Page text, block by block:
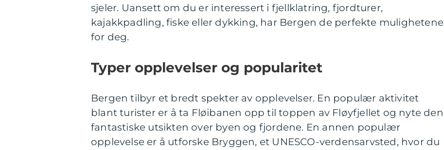
sjeler. Uansett om du er interessert i fjellklatring, fjordturer,
kajakkpadling, fiske eller dykking, har Bergen de perfekte mulighetene
for deg.
Typer opplevelser og popularitet
Bergen tilbyr et bredt spekter av opplevelser. En populær aktivitet
blant turister er å ta Fløibanen opp til toppen av Fløyfjellet og nyte den
fantastiske utsikten over byen og fjordene. En annen populær
opplevelse er å utforske Bryggen, et UNESCO-verdensarvsted, hvor du